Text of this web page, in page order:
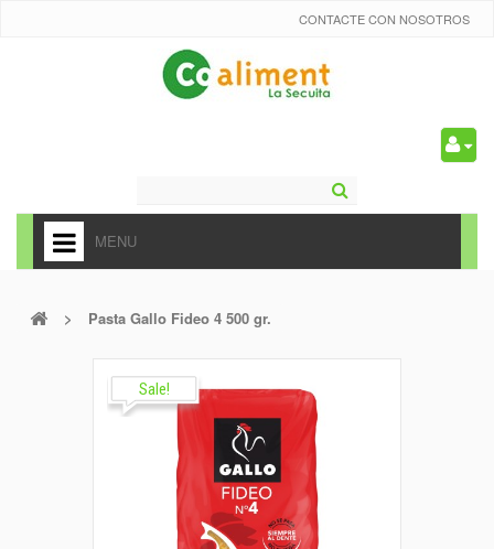
CONTACTE CON NOSOTROS
MENU
ALIMENTACIÓN
FRUTAS Y VEDURAS
CARNICERÍA Y CHARCUTERÍA
> Pasta Gallo Fideo 4 500 gr.
Sale!